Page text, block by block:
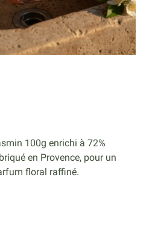
100g enrichi à 72%
en Provence, pour un
floral raffiné.